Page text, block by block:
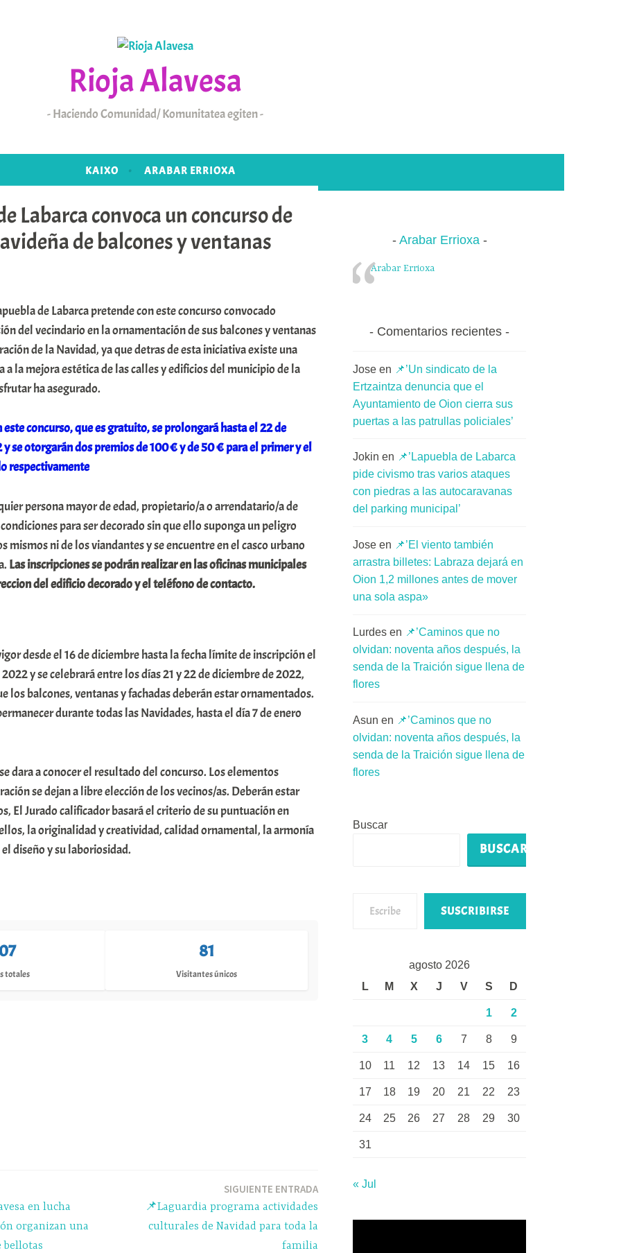
Rioja Alavesa
Haciendo Comunidad/ Komunitatea egiten
KAIXO ARABAR ERRIOXA
Labarca convoca un concurso de
de balcones y ventanas
de Labarca pretende con este concurso convocado
del vecindario en la ornamentación de sus balcones y ventanas
de la Navidad, ya que detras de esta iniciativa existe una
la mejora estética de las calles y edificios del municipio de la
ha asegurado.
este concurso, que es gratuito, se prolongará hasta el 22 de
se otorgarán dos premios de 100 € y de 50 € para el primer y el
respectivamente
persona mayor de edad, propietario/a o arrendatario/a de
para ser decorado sin que ello suponga un peligro
mismos ni de los viandantes y se encuentre en el casco urbano
Las inscripciones se podrán realizar en las oficinas municipales
del edificio decorado y el teléfono de contacto.
desde el 16 de diciembre hasta la fecha límite de inscripción el
y se celebrará entre los días 21 y 22 de diciembre de 2022,
los balcones, ventanas y fachadas deberán estar ornamentados.
durante todas las Navidades, hasta el día 7 de enero
dara a conocer el resultado del concurso. Los elementos
se dejan a libre elección de los vecinos/as. Deberán estar
El Jurado calificador basará el criterio de su puntuación en
la originalidad y creatividad, calidad ornamental, la armonía
diseño y su laboriosidad.
totales
81
Visitantes únicos
en lucha
organizan una
bellotas
SIGUIENTE ENTRADA
📌Laguardia programa actividades
culturales de Navidad para toda la
familia
Arabar Errioxa
Arabar Errioxa
Comentarios recientes
Jose en 📌’Un sindicato de la
Ertzaintza denuncia que el
Ayuntamiento de Oion cierra sus
puertas a las patrullas policiales’
Jokin en 📌’Lapuebla de Labarca
pide civismo tras varios ataques
con piedras a las autocaravanas
del parking municipal’
Jose en 📌’El viento también
arrastra billetes: Labraza dejará en
Oion 1,2 millones antes de mover
una sola aspa»
Lurdes en 📌’Caminos que no
olvidan: noventa años después, la
senda de la Traición sigue llena de
flores
Asun en 📌’Caminos que no
olvidan: noventa años después, la
senda de la Traición sigue llena de
flores
Buscar
BUSCAR
SUSCRIBIRSE
agosto 2026
L
M X J V S D
1 2
3 4 5 6 7 8 9
10 11 12 13 14 15 16
17 18 19 20 21 22 23
24 25 26 27 28 29 30
31
« Jul